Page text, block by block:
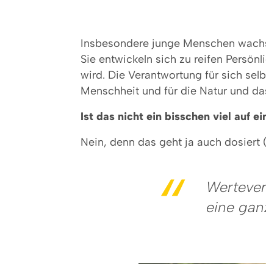
Insbesondere junge Menschen
Sie entwickeln sich zu reifen
wird. Die Verantwortung für sich
Menschheit und für die Natur und
Ist das nicht ein bisschen viel auf
Nein, denn das geht ja auch dosiert
eine